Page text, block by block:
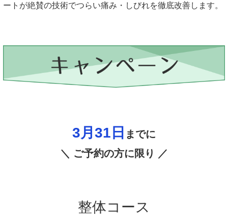
ートが絶賛の技術でつらい痛み・しびれを徹底改善します。
3月31 日 までに
＼ ご予約の方に限り ／
整体コース